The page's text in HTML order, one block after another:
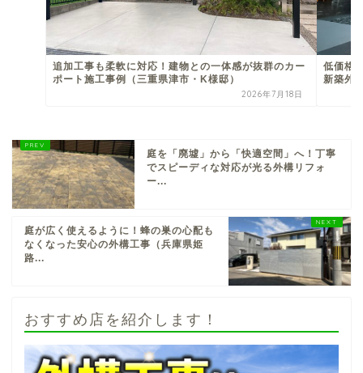
追加工事も柔軟に対応！建物との一体感が抜群のカー
ポート施工事例（三重県津市・K様邸）
2026年7月18日
低価格
新築外
庭を「廃墟」から「快適空間」へ！丁寧
でスピーディな対応が光る外構リフォ
ー...
庭が広く使えるように！蜂の巣の心配も
なくなった安心の外構工事（兵庫県姫
路...
おすすめ店を紹介します！